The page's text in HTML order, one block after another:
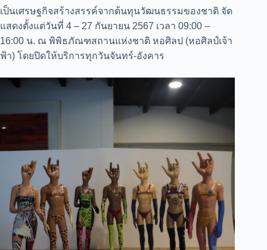
เป็นเศรษฐกิจสร้างสรรค์จากต้นทุนวัฒนธรรมของชาติ จัด
แสดงตั้งแต่วันที่ 4 – 27 กันยายน 2567 เวลา 09:00 –
16:00 น. ณ พิพิธภัณฑสถานแห่งชาติ หอศิลป (หอศิลป์เจ้า
ฟ้า) โดยปิดให้บริการทุกวันจันทร์-อังคาร